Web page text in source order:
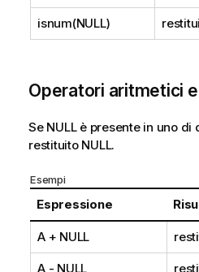
isnum(NULL)
Operatori aritmetici
Se NULLè presente in uno di
restituito NULL.
Esempi
Espressione
A + NULL
A - NULL